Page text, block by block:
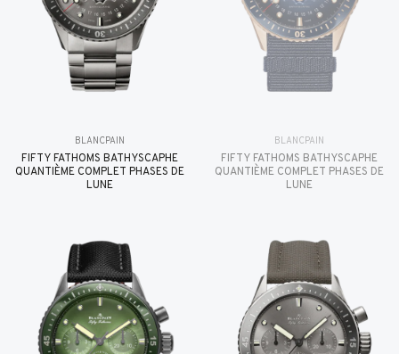
BLANCPAIN
FIFTY FATHOMS BATHYSCAPHE
QUANTIÈME COMPLET PHASES DE
LUNE
BLANCPAIN
FIFTY FATHOMS BATHYSCAPHE
QUANTIÈME COMPLET PHASES DE
LUNE